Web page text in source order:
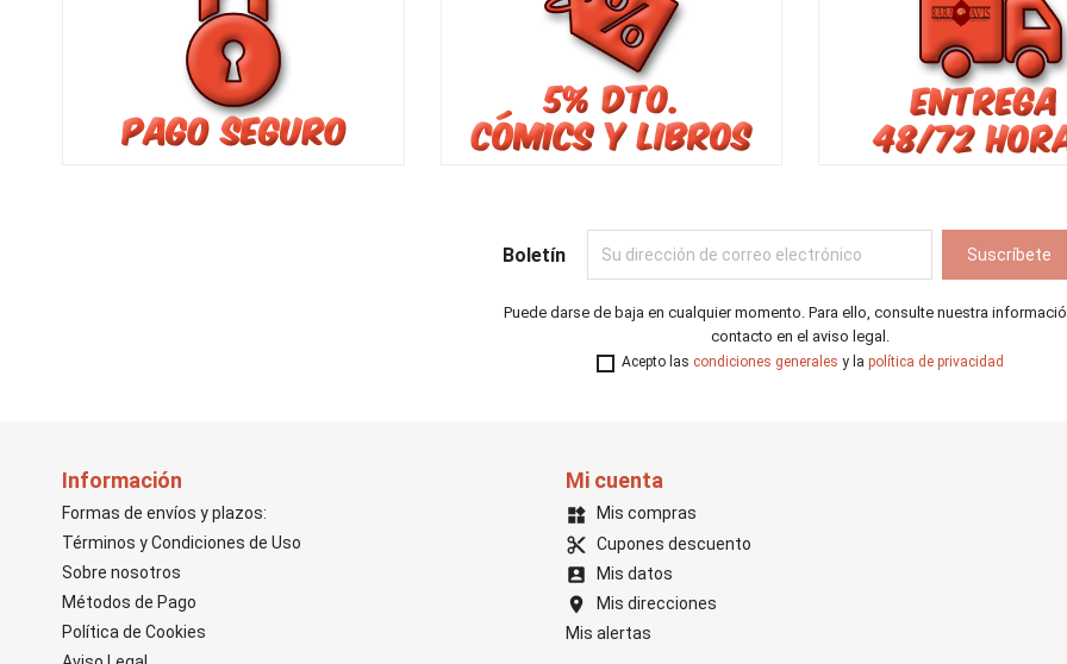
Boletín
Puede darse de baja en cualquier momento. Para ello, consulte nuestra
contacto en el aviso legal.
Acepto las condiciones generales y la política de privacidad
Información
Formas de envíos y plazos:
Términos y Condiciones de Uso
Sobre nosotros
Métodos de Pago
Política de Cookies
Mi cuenta
widgets Mis compras
content_cut Cupones descuento
account_box Mis datos
location_on
Mis direcciones
Mis alertas